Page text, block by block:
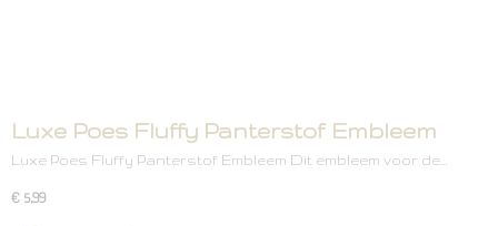
Luxe Poes Fluffy Panterstof Embleem
Luxe Poes Fluffy Panterstof Embleem Dit embleem voor de…
€ 5,99